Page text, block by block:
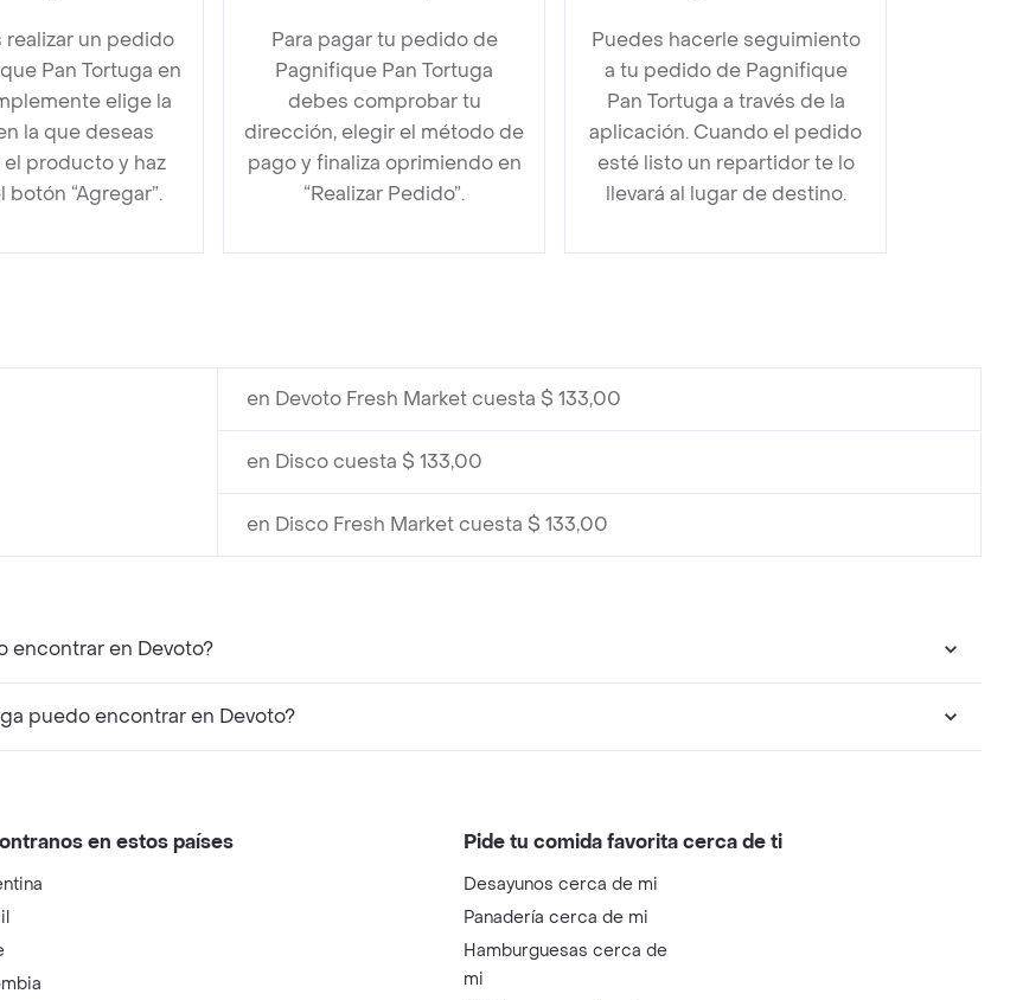
realizar un pedido
Pan Tortuga en
elige la
la que deseas
producto y haz
botón “Agregar”.
Para pagar tu pedido de
Pagnifique Pan Tortuga
debes comprobar tu
dirección, elegir el método de
pago y finaliza oprimiendo en
“Realizar Pedido”.
Puedes hacerle seguimiento
a tu pedido de Pagnifique
Pan Tortuga a través de la
aplicación. Cuando el pedido
esté listo un repartidor te lo
llevará al lugar de destino.
en Devoto Fresh Market cuesta $ 133,00
en Disco cuesta $ 133,00
en Disco Fresh Market cuesta $ 133,00
encontrar en Devoto?
puedo encontrar en Devoto?
en estos países Pide tu comida favorita cerca de ti
Desayunos cerca de mi
Panadería cerca de mi
Hamburguesas cerca de
mi